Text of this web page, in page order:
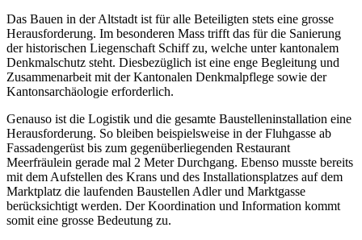
Das Bauen in der Altstadt ist für alle Beteiligten stets eine grosse
Herausforderung. Im besonderen Mass trifft das für die Sanierung
der historischen Liegenschaft Schiff zu, welche unter kantonalem
Denkmalschutz steht. Diesbezüglich ist eine enge Begleitung und
Zusammenarbeit mit der Kantonalen Denkmalpflege sowie der
Kantonsarchäologie erforderlich.
Genauso ist die Logistik und die gesamte Baustelleninstallation eine
Herausforderung. So bleiben beispielsweise in der Fluhgasse ab
Fassadengerüst bis zum gegenüberliegenden Restaurant
Meerfräulein gerade mal 2 Meter Durchgang. Ebenso musste bereits
mit dem Aufstellen des Krans und des Installationsplatzes auf dem
Marktplatz die laufenden Baustellen Adler und Marktgasse
berücksichtigt werden. Der Koordination und Information kommt
somit eine grosse Bedeutung zu.